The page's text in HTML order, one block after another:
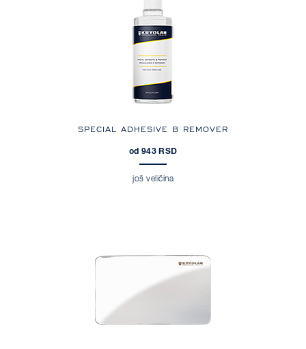
SPECIAL ADHESIVE B REMOVER
od 943 RSD
još veličina